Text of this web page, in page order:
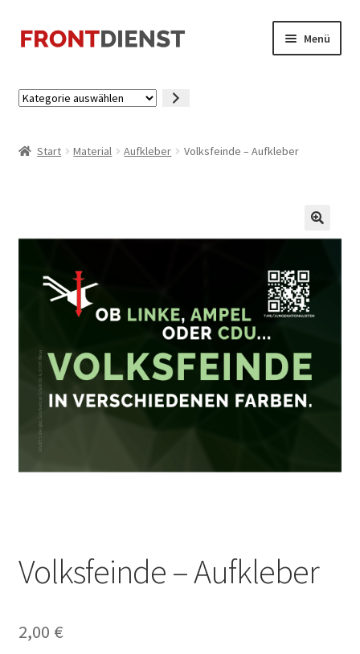
Zur
Navigation
Zum
Inhalt
Menü
Kategorie
Start Material Aufkleber Volksfeinde – Aufkleber
🔍
Volksfeinde – Aufkleber
2,00 €